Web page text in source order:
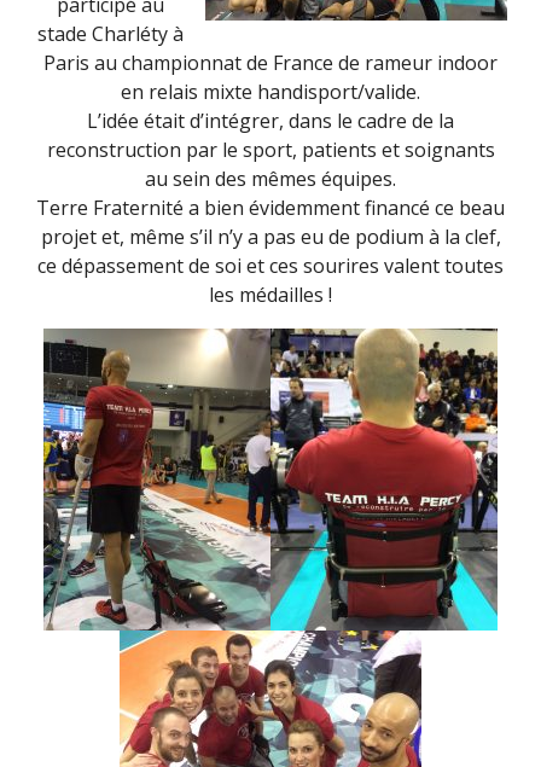
stade Charléty à
Paris au championnat de France de rameur indoor
en relais mixte handisport/valide.
L’idée était d’intégrer, dans le cadre de la
reconstruction par le sport, patients et soignants
au sein des mêmes équipes.
Terre Fraternité a bien évidemment financé ce beau
projet et, même s’il n’y a pas eu de podium à la clef,
ce dépassement de soi et ces sourires valent toutes
les médailles !